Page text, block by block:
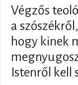
Végzős
a
hogy kinek
Istenről kell